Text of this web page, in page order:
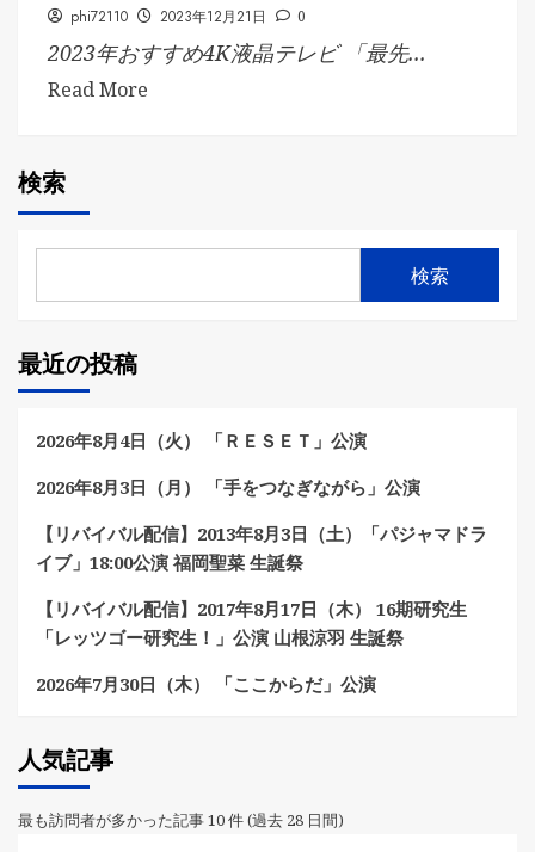
phi72110 2023年12月21日 0
2023年おすすめ4K液晶テレビ 「最先...
Read More
検索
検索
最近の投稿
2026年8月4日（火） 「ＲＥＳＥＴ」公演
2026年8月3日（月） 「手をつなぎながら」公演
【リバイバル配信】2013年8月3日（土）「パジャマドラ
イブ」18:00公演 福岡聖菜 生誕祭
【リバイバル配信】2017年8月17日（木） 16期研究生
「レッツゴー研究生！」公演 山根涼羽 生誕祭
2026年7月30日（木） 「ここからだ」公演
人気記事
最も訪問者が多かった記事 10 件 (過去 28 日間)